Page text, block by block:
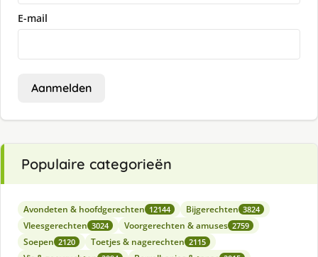
E-mail
Aanmelden
Populaire categorieën
Avondeten & hoofdgerechten 12144 Bijgerechten 3824
Vleesgerechten 3024 Voorgerechten & amuses 2759
Soepen 2120 Toetjes & nagerechten 2115